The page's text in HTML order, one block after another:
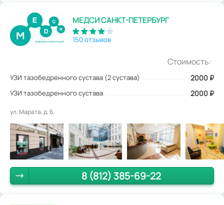
МЕДСИ САНКТ-ПЕТЕРБУРГ
150 отзывов
Стоимость:
УЗИ тазобедренного сустава (2 сустава) 2000 ₽
УЗИ тазобедренного сустава 2000 ₽
ул. Марата, д. 6.
8 (812) 385-69-22